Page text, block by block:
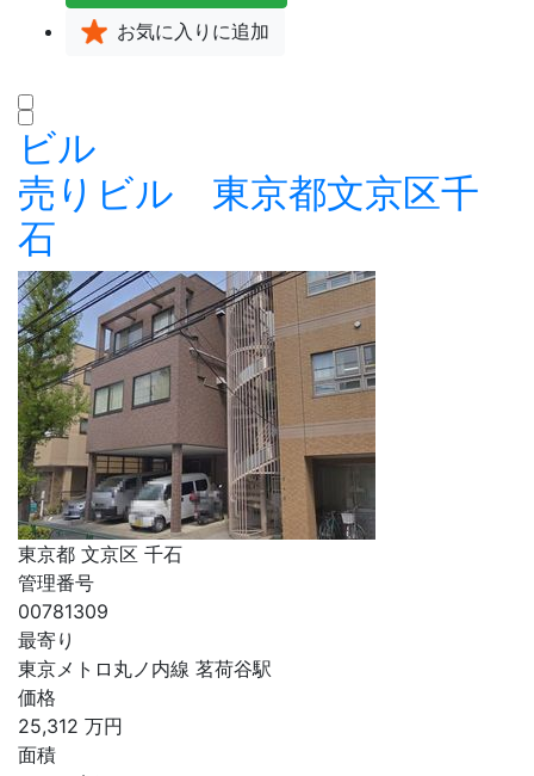
お気に入り に追加
ビル
売りビル 東京都文京区千
石
東京都 文京区 千石
管理番号
00781309
最寄り
東京メトロ丸ノ内線 茗荷谷駅
価格
25,312 万円
面積